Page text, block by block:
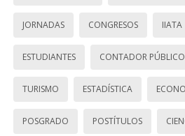
JORNADAS CONGRESOS IIATA
ESTUDIANTES CONTADOR PÚBLICO
TURISMO ESTADÍSTICA
POSGRADO POSTÍTULOS